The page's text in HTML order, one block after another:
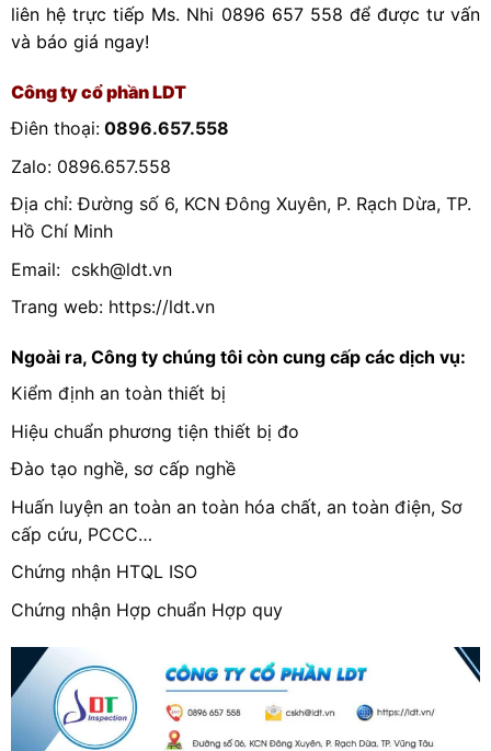
liên hệ trực tiếp Ms. Nhi 0896 657 558 để được tư vấn
và báo giá ngay!
Công ty cổ phần LDT
Điên thoại:0896.657.558
Zalo: 0896.657.558
Địa chỉ: Đường số 6, KCN Đông Xuyên, P. Rạch Dừa, TP.
Hồ Chí Minh
Email: cskh@ldt.vn
Trang web: https://ldt.vn
Ngoài ra, Công ty chúng tôi còn cung cấp các dịch vụ:
Kiểm định an toànthiết bị
Hiệu chuẩn phương tiện thiết bị đo
Đào tạo nghề, sơ cấp nghề
Huấn luyện an toàn an toàn hóa chất, an toàn điện, Sơ
cấp cứu, PCCC…
Chứng nhận HTQL ISO
Chứng nhận Hợp chuẩn Hợp quy